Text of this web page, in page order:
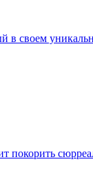
своем
покорить